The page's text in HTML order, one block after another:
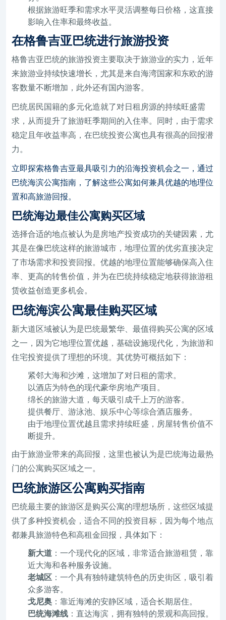
根据旅游旺季和需求水平灵活调整每日价格，这直接
影响入住率和最终收益。
在格鲁吉亚巴统进行旅游投资
格鲁吉亚巴统的旅游投资主要取决于旅游业的实力，近年
来旅游业持续快速增长，尤其是来自海湾国家和东欧的游
客数量不断增加，此外还有国内游客。
巴统居民国籍的多元化造就了对日租房源的持续旺盛需
求，从而提升了旅游旺季期间的入住率。同时，由于需求
稳定且年收益率高，在巴统投资公寓也具有很高的回报潜
力。
立即探索格鲁吉亚最具吸引力的沿海投资机会之一，通过
巴统海滨公寓指南，了解这些公寓如何兼具优越的地理位
置和高旅游回报。
巴统海边最佳公寓购买区域
选择合适的地点被认为是房地产投资成功的关键因素，尤
其是在像巴统这样的旅游城市，地理位置的优劣直接决定
了市场需求和投资回报。优越的地理位置能够确保高入住
率、更高的转售价值，并为在巴统持续稳定地获得旅游租
赁收益创造更多机会。
巴统海滨公寓最佳购买区域
新大道区域被认为是巴统最繁华、最值得购买公寓的区域
之一，因为它地理位置优越，基础设施现代化，为旅游和
住宅投资提供了理想的环境。其优势可概括如下：
紧邻大海和沙滩，这增加了对日租的需求。
以酒店为特色的现代豪华房地产项目。
绵长的旅游大道，每天吸引成千上万的游客。
提供餐厅、游泳池、娱乐中心等综合酒店服务。
由于地理位置优越且需求持续旺盛，房屋转售价值不
断提升。
由于旅游业带来的高回报，这里也被认为是巴统海边最热
门的公寓购买区域之一。
巴统旅游区公寓购买指南
巴统最主要的旅游区是购买公寓的理想场所，这些区域提
供了多种投资机会，适合不同的投资目标，因为每个地点
都兼具旅游特色和高租金回报，具体如下：
新大道 ：一个现代化的区域，非常适合旅游租赁，靠
近大海和各种服务设施。
老城区 ：一个具有独特建筑特色的历史街区，吸引着
众多游客。
戈尼奥 ：靠近海滩的安静区域，适合长期居住。
巴统海滩线 ：直达海滨，拥有独特的景观和高回报。